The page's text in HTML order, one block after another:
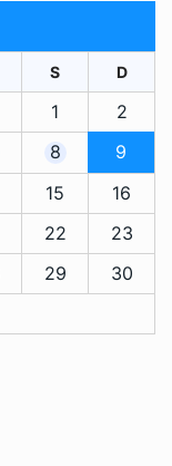
S D
1
2
8
9
15
16
22
23
29
30